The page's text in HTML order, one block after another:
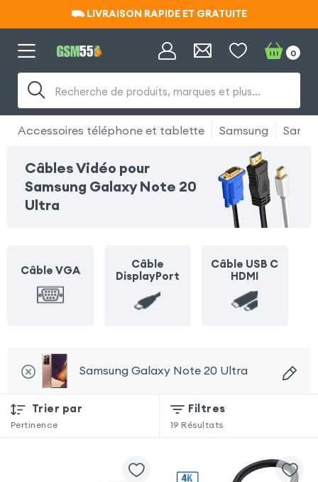
⛟ LIVRAISON RAPIDE ET GRATUITE
⛟ LIVRAISON RAPIDE ET GRATUITE
Recherche de produits, marques et plus…
0
Accessoires téléphone et tablette Samsung
Câbles Vidéo pour
Samsung Galaxy Note 20
Ultra
Câble VGA
Câble
DisplayPort
Câble USB C
HDMI
Samsung Galaxy Note 20 Ultra
Trier par
Pertinence
Filtres
19 Résultats